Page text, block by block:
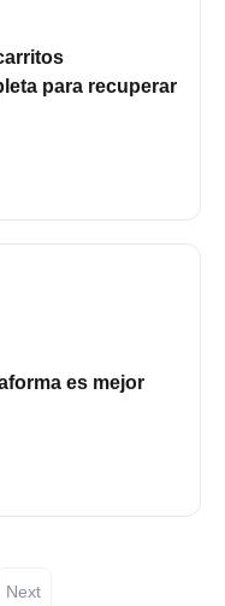
para recuperar
es mejor
Next